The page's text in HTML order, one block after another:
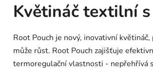
Květináč textilní
Root Pouch je nový, inovativní
může růst. Root Pouch zajišťuje
termoregulační vlastnosti - nepřehřívá